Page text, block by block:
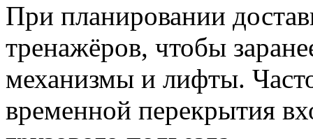
При планировании
тренажёров, чтобы
механизмы и лифты.
временной перекрытия